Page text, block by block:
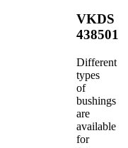
VKDS
438501
Different
types
of
bushings
are
available
for